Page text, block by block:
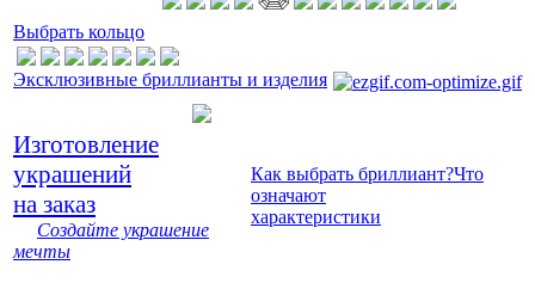
Выбрать кольцо
Эксклюзивные бриллианты и изделия
Изготовление
украшений
на заказ
Создайте украшение
мечты
Как выбрать бриллиант?Что
означают
характеристики